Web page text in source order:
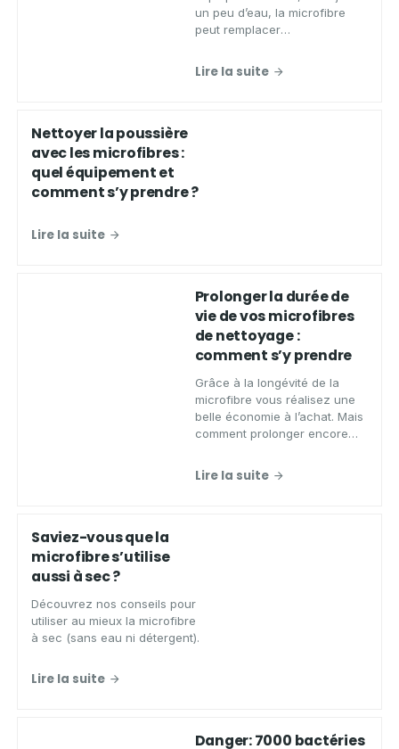
un peu d’eau, la microfibre
peut remplacer
détergents chimiques pour un
résultat efficace, économique
Lire la suite
Nettoyer la poussière
avec les microfibres :
quel équipement et
comment s’y prendre ?
Lire la suite
Prolonger la durée de
vie de vos microfibres
de nettoyage :
comment s’y prendre
Grâce à la longévité de la
microfibre vous réalisez une
belle économie à l’achat. Mais
comment prolonger encore
Découvrez quelques conseils
dans cet article.
Lire la suite
Saviez-vous que la
microfibre s’utilise
aussi à sec ?
Découvrez nos conseils pour
utiliser au mieux la microfibre
à sec (sans eau ni détergent).
Lire la suite
Danger: 7000 bactéries